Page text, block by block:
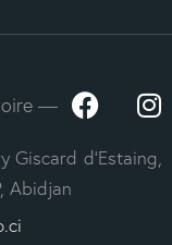
—
Giscard d’Estaing,
Abidjan